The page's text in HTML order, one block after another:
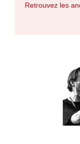
Retrouvez les